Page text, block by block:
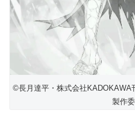
©長月達平・株式会社KADOKAWA
製作